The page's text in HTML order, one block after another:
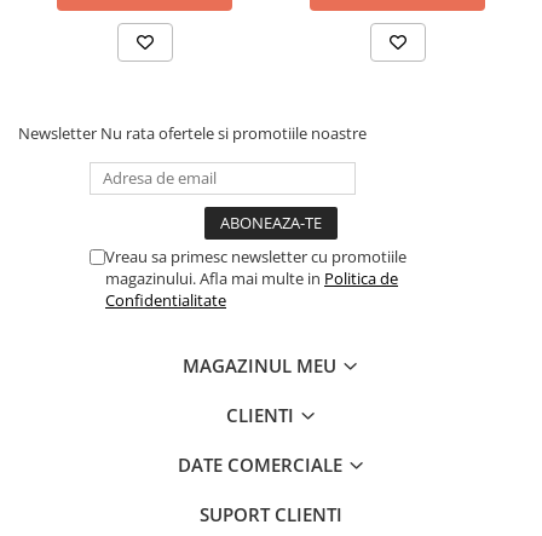
Newsletter Nu rata ofertele si promotiile noastre
Vreau sa primesc newsletter cu promotiile
magazinului. Afla mai multe in Politica de
Confidentialitate
MAGAZINUL MEU
CLIENTI
DATE COMERCIALE
SUPORT CLIENTI